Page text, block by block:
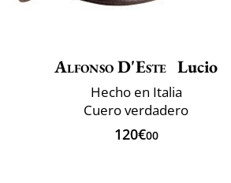
Alfonso D'Este Lucio
Hecho en Italia
Cuero verdadero
120€00